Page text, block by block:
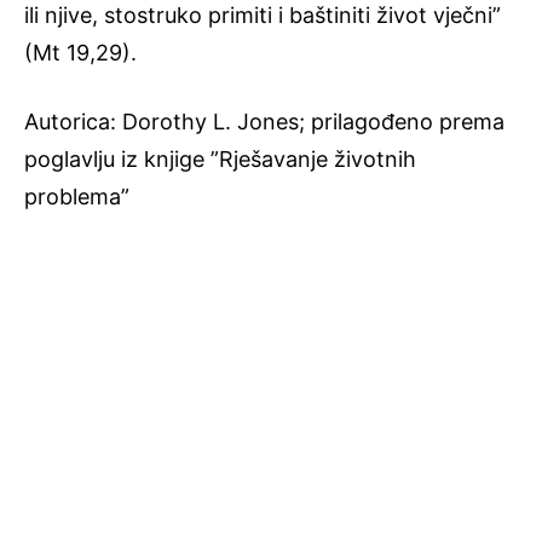
ili njive, stostruko primiti i baštiniti život vječni”
(Mt 19,29).
Autorica: Dorothy L. Jones; prilagođeno prema
poglavlju iz knjige ”Rješavanje životnih
problema”